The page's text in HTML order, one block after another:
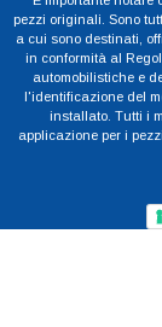
pezzi originali. Sono
a cui sono destinati,
in conformità al
automobilistiche e
l'identificazione del
installato. Tutti i
applicazione per i